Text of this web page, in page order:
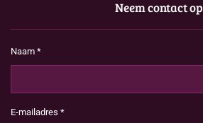
Neem contact op
Naam *
E-mailadres *